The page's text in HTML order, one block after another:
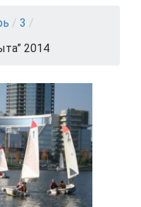
/ 3 /
2014